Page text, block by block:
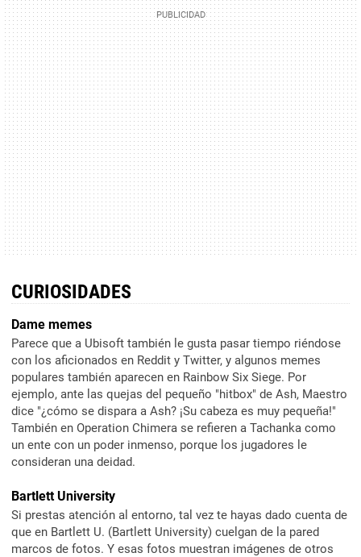
CURIOSIDADES
Dame memes
Parece que a Ubisoft también le gusta pasar tiempo riéndose
con los aficionados en Reddit y Twitter, y algunos memes
populares también aparecen en Rainbow Six Siege. Por
ejemplo, ante las quejas del pequeño "hitbox" de Ash, Maestro
dice "¿cómo se dispara a Ash? ¡Su cabeza es muy pequeña!"
También en Operation Chimera se refieren a Tachanka como
un ente con un poder inmenso, porque los jugadores le
consideran una deidad.
Bartlett University
Si prestas atención al entorno, tal vez te hayas dado cuenta de
que en Bartlett U. (Bartlett University) cuelgan de la pared
marcos de fotos. Y esas fotos muestran imágenes de otros